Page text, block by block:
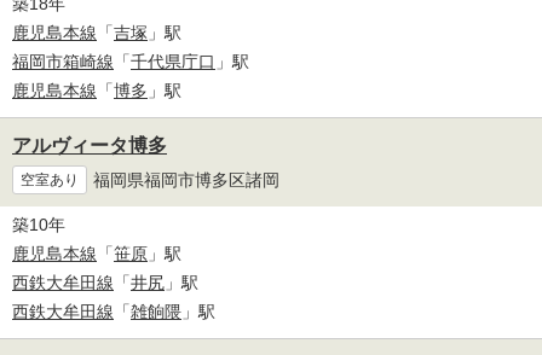
鹿児島本線 「吉塚 」駅
福岡市箱崎線 「千代県庁口 」駅
鹿児島本線 「博多 」駅
アルヴィータ博多
空室あり 福岡県福岡市博多区諸岡
築10年
鹿児島本線 「笹原 」駅
西鉄大牟田線 「井尻 」駅
西鉄大牟田線 「雑餉隈 」駅